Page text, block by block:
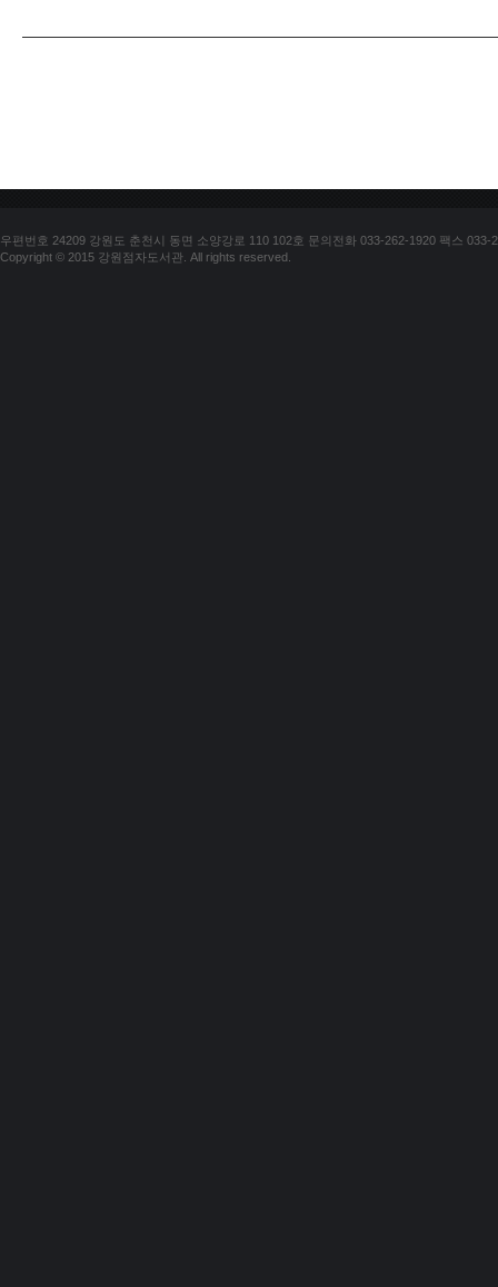
우편번호 24209 강원도 춘천시 동면 소양강로 110 102호 문의전화 033-262-1920 팩스 033-
Copyright © 2015 강원점자도서관. All rights reserved.